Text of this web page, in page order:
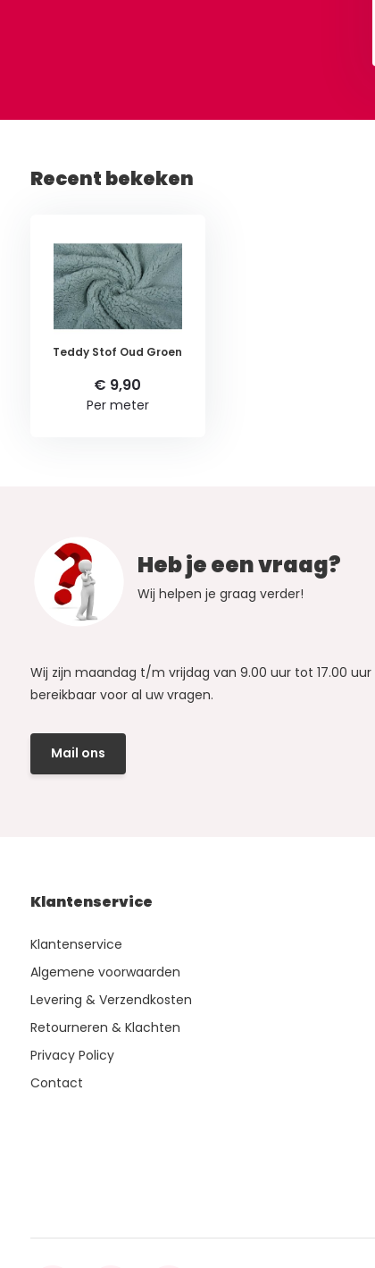
Recent bekeken
Teddy Stof Oud Groen
€ 9,90
Per meter
Heb je een vraag?
Wij helpen je graag verder!
Wij zijn maandag t/m vrijdag van 9.00 uur tot 17.00 uur
bereikbaar voor al uw vragen.
Mail ons
Klantenservice
Klantenservice
Algemene voorwaarden
Levering & Verzendkosten
Retourneren & Klachten
Privacy Policy
Contact